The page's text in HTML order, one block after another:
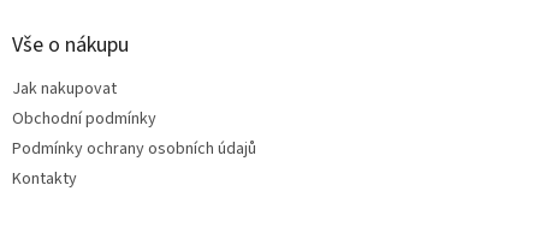
Vše o nákupu
Jak nakupovat
Obchodní podmínky
Podmínky ochrany osobních údajů
Kontakty